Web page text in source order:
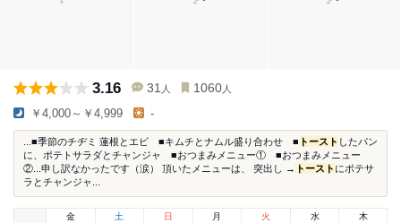
3.16 31 人 1060 人
￥4,000～￥4,999 -
...■季節のチヂミ 蓮根とエビ ■キムチとナムル盛り合わせ ■ トースト したパン
に、ポテトサラダとチャンジャ ■おつまみメニュー① ■おつまみメニュー
②...申し訳なかったです（涙） 頂いたメニューは、 突出し → トースト にポテサ
ラとチャンジャ...
金
土 日 月 火 水 木